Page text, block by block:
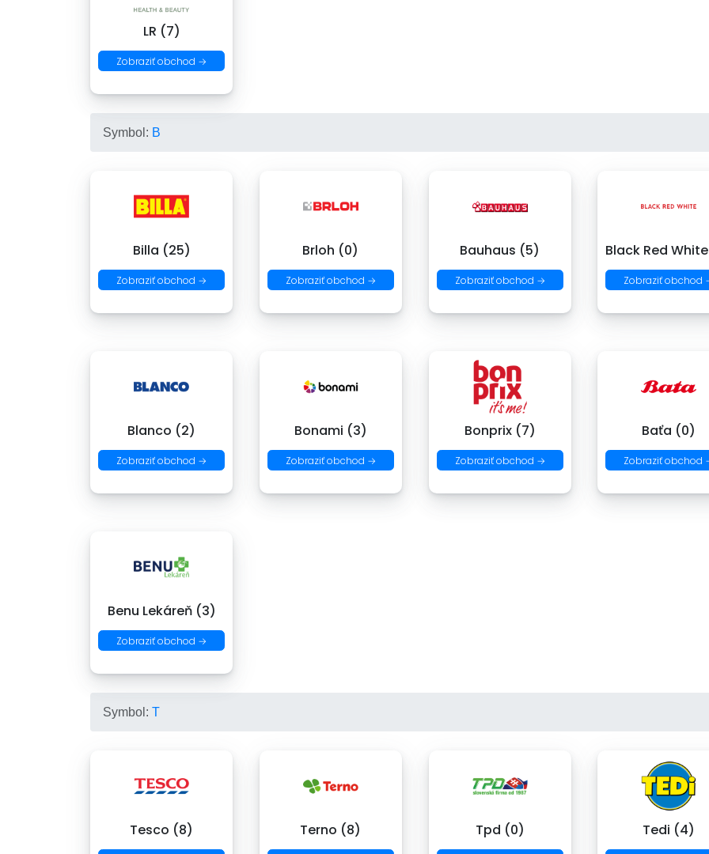
LR (7)
Zobraziť obchod →
Symbol: B
Billa (25)
Zobraziť obchod →
Brloh (0)
Zobraziť obchod →
Bauhaus (5)
Zobraziť obchod →
Black Red
Zobraziť obchod
Blanco (2)
Zobraziť obchod →
Bonami (3)
Zobraziť obchod →
Bonprix (7)
Zobraziť obchod →
Baťa (0)
Zobraziť obchod
Benu Lekáreň (3)
Zobraziť obchod →
Symbol: T
Tesco (8) Terno (8) Tpd (0) Tedi (4)